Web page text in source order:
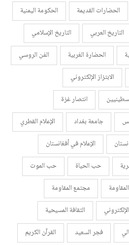
الحضارات القديمة
الحكومة اليمنية
التاريخ العربي
التاريخ الإسلامي
الحضارة الغربية
الفن الروسي
الابتزاز الإلكتروني
انتصار غزة
جامعة بغداد
الإعلام القطري
الإعلام في أفغانستان
حب الحياة
حب الموت
مجتمع المقاومة
الثقافة المسيحية
فجر السعيد
القرآن الكريم